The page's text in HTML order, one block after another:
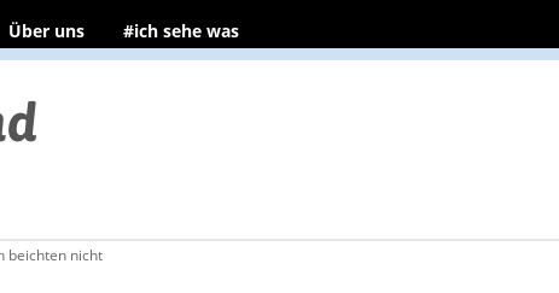
Über uns #ich sehe was
beichten nicht